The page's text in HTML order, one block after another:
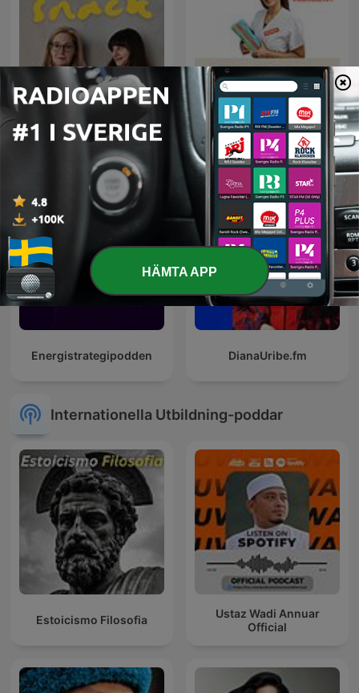
Psykologsnack Sjuksköterskestudenten
Energistrategipodden DianaUribe.fm
Internationella Utbildning-poddar
Estoicismo Filosofia
Ustaz Wadi Annuar
Official
HÄMTA APP